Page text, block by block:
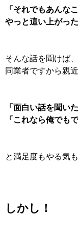
「それでもあんな
やっと這い上がった
そんな話を聞けば、
同業者ですから親
「面白い話を聞い
「これなら俺でも
と満足度もやる気
しかし！